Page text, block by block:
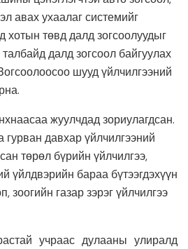
авах ухаалаг системийг
төвд далд зогсоолуудыг
далд зогсоол байгуулах
шууд үйлчилгээний
жуулчдад зориулагдсан.
давхар үйлчилгээний
төрөл бүрийн үйлчилгээ,
үйлдвэрийн бараа бүтээгдэхүүн
зоогийн газар зэрэг үйлчилгээ
учраас дулааны улиралд